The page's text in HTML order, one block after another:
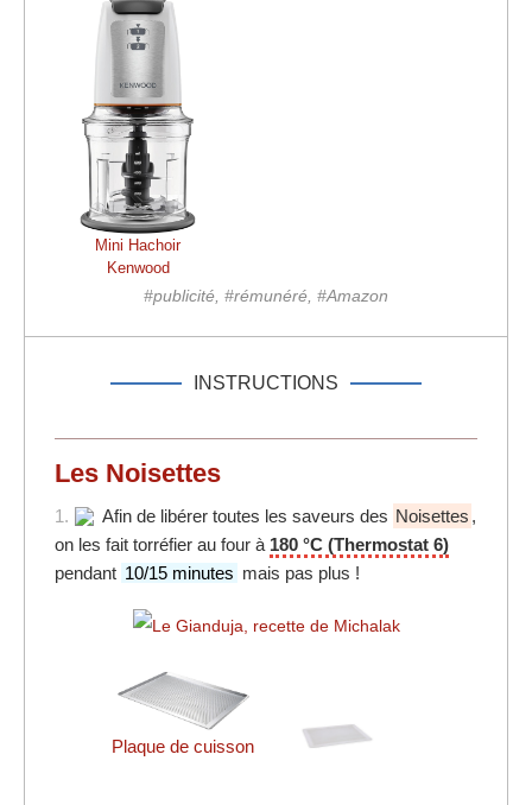
Mini Hachoir
Kenwood
#publicité, #rémunéré, #Amazon
INSTRUCTIONS
Les Noisettes
1. Afin de libérer toutes les saveurs des Noisettes ,
on les fait torréfier au four à 180 °C (Thermostat 6)
pendant 10/15 minutes mais pas plus !
Plaque de cuisson